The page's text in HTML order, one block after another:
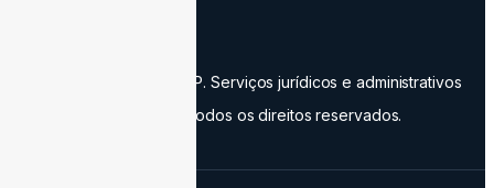
©2024. Advocacia AMP. Serviços jurídicos e administrativos
em Portugal. Todos os direitos reservados.